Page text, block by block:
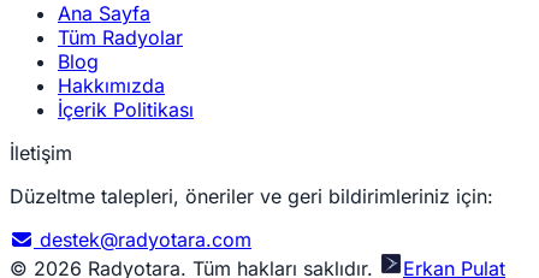
Ana Sayfa
Tüm Radyolar
Blog
Hakkımızda
İçerik Politikası
İletişim
Düzeltme talepleri, öneriler ve geri bildirimleriniz için:
destek@radyotara.com
© 2026 Radyotara. Tüm hakları saklıdır.
Erkan Pulat